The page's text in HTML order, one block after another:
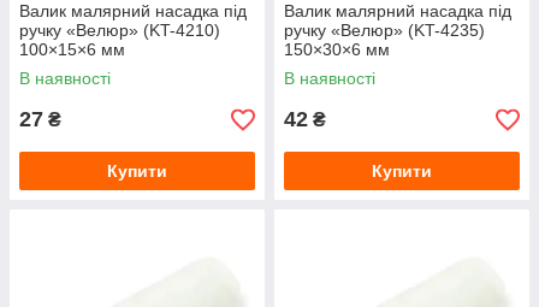
Валик малярний насадка під
ручку «Велюр» (KT-4210)
100×15×6 мм
В наявності
27 ₴
Купити
Валик малярний насадка під
ручку «Велюр» (KT-4235)
150×30×6 мм
В наявності
42 ₴
Купити